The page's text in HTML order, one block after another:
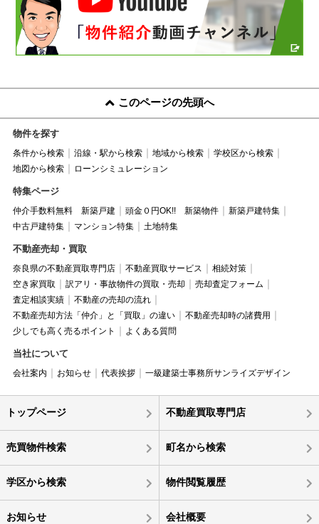
このページの先頭へ
物件を探す
条件から検索 沿線・駅から検索 地域から検索
学校区から検索
地図から検索
ローンシミュレーション
特集ページ
仲介手数料無料 新築戸建 頭金０円OK!! 新築物件
新築戸建特集
中古戸建特集
マンション特集 土地特集
不動産売却・買取
奈良県の不動産買取専門店 不動産買取サービス
相続対策
空き家買取
訳アリ・事故物件の買取・売却
売却査定フォーム
査定相談実績
不動産の売却の流れ
不動産売却方法「仲介」と「買取」の違い
不動産売却時の諸費用
少しでも高く売るポイント
よくある質問
当社について
会社案内 お知らせ 代表挨拶 一級建築士事務所サンライズデザイン
トップページ 不動産買取専門店
売買物件検索 町名から検索
学区から検索 物件閲覧履歴
お知らせ 会社概要